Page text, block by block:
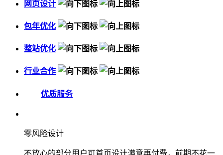
网页设计
包年优化
整站优化
行业合作
优质服务
零风险设计
不放心的部分用户可首页设计满意再付费，前期不花一